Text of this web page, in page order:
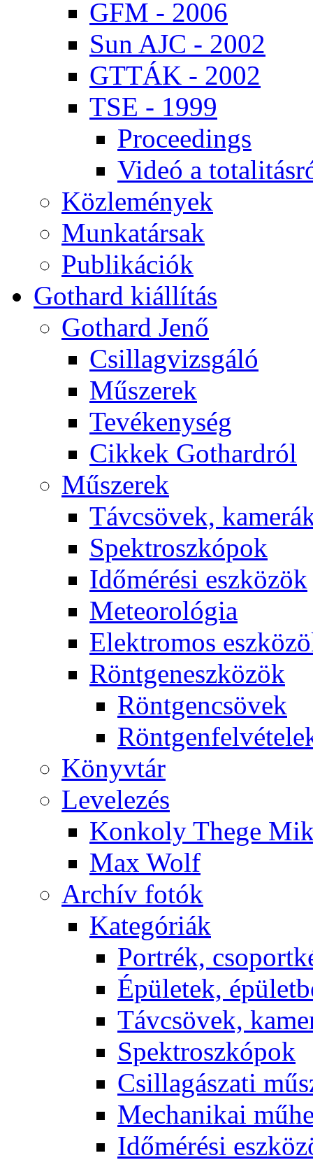
GFM - 2006
Sun AJC - 2002
GT­TÁK - 2002
TSE - 1999
Pro­ce­e­dings
Vi­deó a
Köz­le­mé­nyek
Mun­ka­tár­sak
Pub­li­ká­ci­ók
Got­hard ki­ál­lí­tás
Got­hard Je­nő
Csil­lag­vizs­gá­ló
Mű­sze­rek
Te­vé­keny­ség
Cik­kek Got­hard­ról
Mű­sze­rek
Táv­csö­vek,
Spekt­rosz­kó­pok
Idő­mé­ré­si esz­kö­zök
Me­te­o­ro­ló­gia
Elekt­ro­mos
Rönt­gen­esz­kö­zök
Rönt­gen­csö­vek
Könyv­tár
Le­ve­le­zés
Kon­koly The­ge
Max Wolf
Ar­chív fo­tók
Ka­te­gó­ri­ák
Port­rék,
Épü­le­tek,
Táv­csö­vek,
Spekt­rosz­kó­pok
Csil­la­gá­sza­ti
Me­cha­ni­kai
Idő­mé­ré­si